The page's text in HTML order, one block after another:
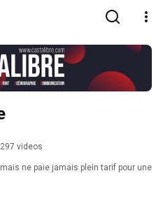
297 videos
ne paie jamais plein tarif pour une